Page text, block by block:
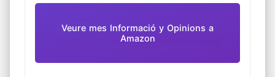
Veure mes Informació y Opinions a
Amazon